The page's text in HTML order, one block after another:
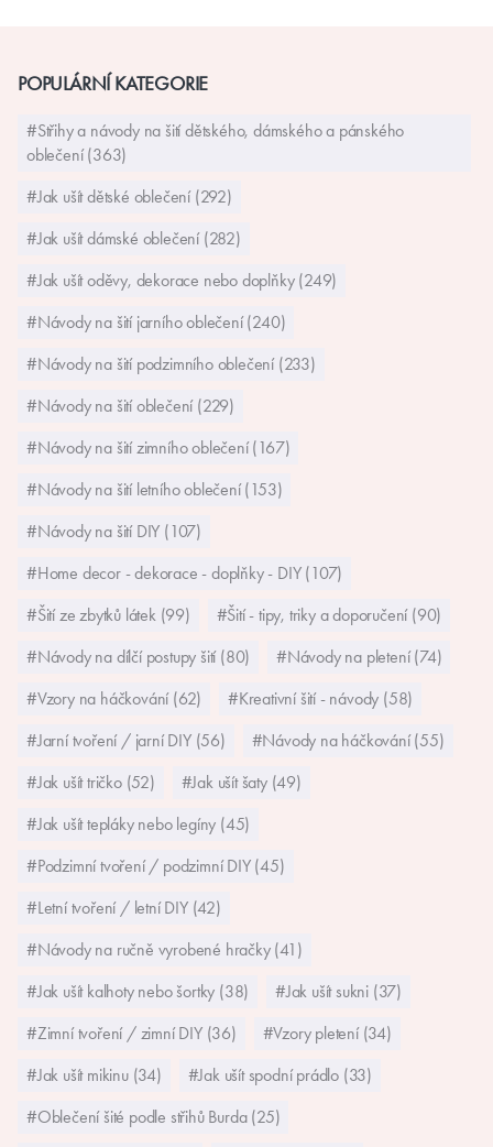
POPULÁRNÍ KATEGORIE
#Střihy a návody na šití dětského, dámského a pánského
oblečení (363)
#Jak ušít dětské oblečení (292)
#Jak ušít dámské oblečení (282)
#Jak ušít oděvy, dekorace nebo doplňky (249)
#Návody na šití jarního oblečení (240)
#Návody na šití podzimního oblečení (233)
#Návody na šití oblečení (229)
#Návody na šití zimního oblečení (167)
#Návody na šití letního oblečení (153)
#Návody na šití DIY (107)
#Home decor - dekorace - doplňky - DIY (107)
#Šití ze zbytků látek (99)
#Šití - tipy, triky a doporučení (90)
#Návody na dílčí postupy šití (80)
#Návody na pletení (74)
#Vzory na háčkování (62)
#Kreativní šití - návody (58)
#Jarní tvoření / jarní DIY (56)
#Návody na háčkování (55)
#Jak ušít tričko (52)
#Jak ušít šaty (49)
#Jak ušít tepláky nebo legíny (45)
#Podzimní tvoření / podzimní DIY (45)
#Letní tvoření / letní DIY (42)
#Návody na ručně vyrobené hračky (41)
#Jak ušít kalhoty nebo šortky (38)
#Jak ušít sukni (37)
#Zimní tvoření / zimní DIY (36)
#Vzory pletení (34)
#Jak ušít mikinu (34)
#Jak ušít spodní prádlo (33)
#Oblečení šité podle střihů Burda (25)